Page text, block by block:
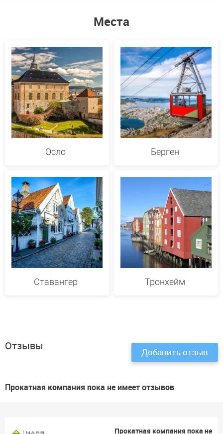
Места
Осло Берген
Ставангер Тронхейм
Отзывы Добавить отзыв
Прокатная компания пока не имеет отзывов
Прокатная компания пока не